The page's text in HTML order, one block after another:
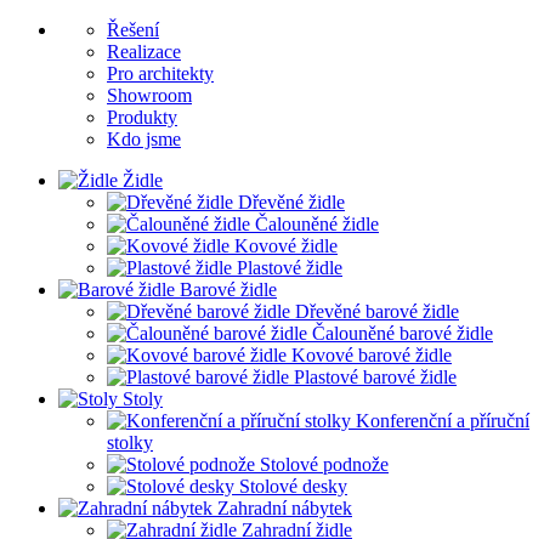
Řešení
Realizace
Pro architekty
Showroom
Produkty
Kdo jsme
Židle
Dřevěné židle
Čalouněné židle
Kovové židle
Plastové židle
Barové židle
Dřevěné barové židle
Čalouněné barové židle
Kovové barové židle
Plastové barové židle
Stoly
Konferenční a příruční
stolky
Stolové podnože
Stolové desky
Zahradní nábytek
Zahradní židle